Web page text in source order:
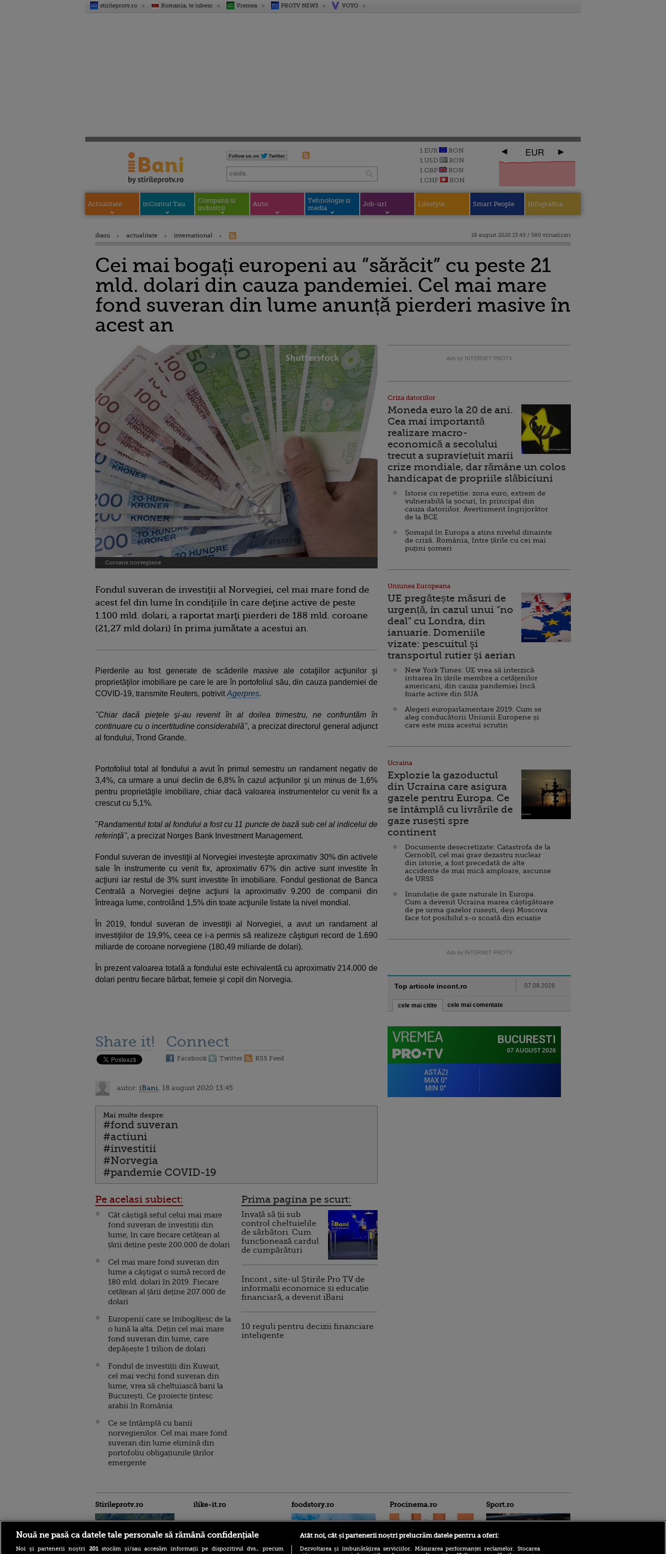
stirileprotv.ro Romania, te iubesc Vremea PROTV NEWS VOYO
1 EUR
RON
1 USD
RON
1 GBP
RON
1 CHF
RON
EUR
Actualitate inContul Tau
Companii si
industrii
Auto
Tehnologie si
media
Job-uri Lifestyle Smart People Infografice
ibani actualitate international 18 august 2020 13:45 / 580 vizualizari
Cei mai bogați europeni au ”sărăcit” cu peste 21
mld. dolari din cauza pandemiei. Cel mai mare
fond suveran din lume anunță pierderi masive în
acest an
Coroane norvegiene
Fondul suveran de investiţii al Norvegiei, cel mai mare fond de
acest fel din lume în condiţiile în care deţine active de peste
1.100 mld. dolari, a raportat marţi pierderi de 188 mld. coroane
(21,27 mld.dolari) în prima jumătate a acestui an.
Pierderile au fost generate de scăderile masive ale cotaţiilor acţiunilor şi
proprietăţilor imobiliare pe care le are în portofoliul său, din cauza pandemiei de
COVID-19, transmite Reuters, potrivitAgerpres.
"Chiar dacă pieţele şi-au revenit în al doilea trimestru, ne confruntăm în
continuare cu o incertitudine considerabilă", a precizat directorul general adjunct
al fondului, Trond Grande.
Portofoliul total al fondului a avut în primul semestru un randament negativ de
3,4%, ca urmare a unui declin de 6,8% în cazul acţiunilor şi un minus de 1,6%
pentru proprietăţile imobiliare, chiar dacă valoarea instrumentelor cu venit fix a
crescut cu 5,1%.
"Randamentul total al fondului a fost cu 11 puncte de bază sub cel al indicelui de
referinţă", a precizat Norges Bank Investment Management.
Fondul suveran de investiţii al Norvegiei investeşte aproximativ 30% din activele
sale în instrumente cu venit fix, aproximativ 67% din active sunt investite în
acţiuni iar restul de 3% sunt investite în imobiliare. Fondul gestionat de Banca
Centrală a Norvegiei deţine acţiuni la aproximativ 9.200 de companii din
întreaga lume, controlând 1,5% din toate acţiunile listate la nivel mondial.
În 2019, fondul suveran de investiţii al Norvegiei, a avut un randament al
investiţiilor de 19,9%, ceea ce i-a permis să realizeze câştiguri record de 1.690
miliarde de coroane norvegiene (180,49 miliarde de dolari).
În prezent valoarea totală a fondului este echivalentă cu aproximativ 214.000 de
dolari pentru fiecare bărbat, femeie şi copil din Norvegia.
Share it! Connect
Facebook Twitter RSS Feed
autor: iBani , 18 august 2020 13:45
Mai multe despre:
#fond suveran
#actiuni
#investitii
#Norvegia
#pandemie COVID-19
Pe acelasi subiect:
Cât câștigă seful celui mai mare
fond suveran de investiții din
lume, în care fiecare cetățean al
țării deține peste 200.000 de dolari
Cel mai mare fond suveran din
lume a câştigat o sumă record de
180 mld. dolari în 2019. Fiecare
cetățean al țării deține 207.000 de
dolari
Europenii care se îmbogățesc de la
o lună la alta. Dețin cel mai mare
fond suveran din lume, care
depășește 1 trilion de dolari
Fondul de investiții din Kuwait,
cel mai vechi fond suveran din
lume, vrea să cheltuiască bani la
București. Ce proiecte țintesc
arabii în România
Ce se întâmplă cu banii
norvegienilor. Cel mai mare fond
suveran din lume elimină din
portofoliu obligațiunile țărilor
emergente
Prima pagina pe scurt:
Invață să ții sub
control cheltuielile
de sărbători. Cum
funcționează cardul
de cumpărături
Incont , site-ul Știrile Pro TV de
informații economice și educație
financiară, a devenit iBani
10 reguli pentru decizii financiare
inteligente
Ads by INTERNET PROTV
Criza datoriilor
Moneda euro la 20 de ani.
Cea mai importantă
realizare macro-
economică a secolului
trecut a supraviețuit marii
crize mondiale, dar rămâne un colos
handicapat de propriile slăbiciuni
Istorie cu repetiție: zona euro, extrem de
vulnerabilă la șocuri, în principal din
cauza datoriilor. Avertisment îngrijorător
de la BCE
Șomajul în Europa a atins nivelul dinainte
de criză. România, între țările cu cei mai
puțini șomeri
Uniunea Europeana
UE pregătește măsuri de
urgență, în cazul unui ”no
deal” cu Londra, din
ianuarie. Domeniile
vizate: pescuitul şi
transportul rutier şi aerian
New York Times: UE vrea să interzică
intrarea în țările membre a cetăţenilor
americani, din cauza pandemiei încă
foarte active din SUA
Alegeri europarlamentare 2019: Cum se
aleg conducătorii Uniunii Europene și
care este miza acestui scrutin
Ucraina
Explozie la gazoductul
din Ucraina care asigura
gazele pentru Europa. Ce
se întâmplă cu livrările de
gaze rusești spre
continent
Documente desecretizate: Catastrofa de la
Cernobîl, cel mai grav dezastru nuclear
din istorie, a fost precedată de alte
accidente de mai mică amploare, ascunse
de URSS
Inundație de gaze naturale în Europa.
Cum a devenit Ucraina marea câștigătoare
de pe urma gazelor rusești, deși Moscova
face tot posibilul s-o scoată din ecuație
Ads by INTERNET PROTV
Top articole incont.ro 07.08.2026
cele mai citite cele mai comentate
Stirileprotv.ro ilike-it.ro foodstory.ro Procinema.ro Sport.ro
Nouă ne pasă ca datele tale personale să rămână confidențiale
Noi și partenerii noștri 201stocăm și/sau accesăm informații pe dispozitivul dvs., precum
Atât noi, cât și partenerii noștri prelucrăm datele pentru a oferi:
Dezvoltarea și îmbunătățirea serviciilor. Măsurarea performanței reclamelor. Stocarea